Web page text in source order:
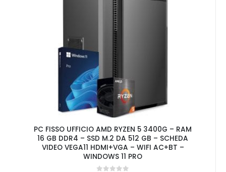
PC FISSO UFFICIO AMD RYZEN 5 3400G – RAM
16 GB DDR4 – SSD M.2 DA 512 GB – SCHEDA
VIDEO VEGA11 HDMI+VGA – WIFI AC+BT –
WINDOWS 11 PRO